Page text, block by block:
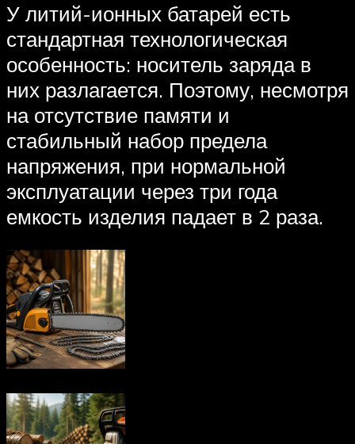
У литий-ионных батарей есть
стандартная технологическая
особенность: носитель заряда в
них разлагается. Поэтому, несмотря
на отсутствие памяти и
стабильный набор предела
напряжения, при нормальной
эксплуатации через три года
емкость изделия падает в 2 раза.